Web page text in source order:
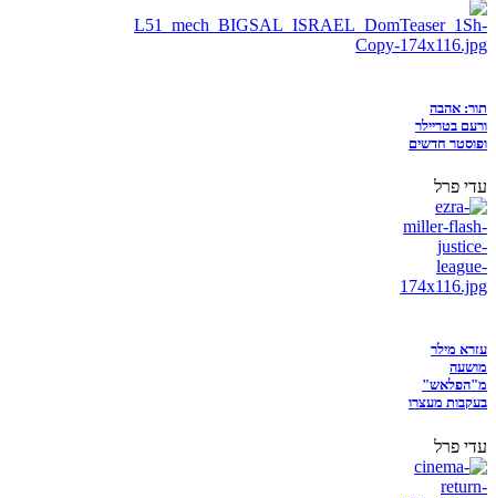
תור: אהבה
ורעם בטריילר
ופוסטר חדשים
עדי פרל
עזרא מילר
מושעה
מ"הפלאש"
בעקבות מעצרו
עדי פרל